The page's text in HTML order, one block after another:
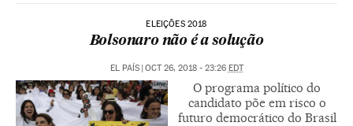
ELEIÇÕES 2018
Bolsonaro não é a solução
EL PAÍS | OCT 26, 2018 - 23:26 EDT
O programa político do
candidato põe em risco o
futuro democrático do Brasil